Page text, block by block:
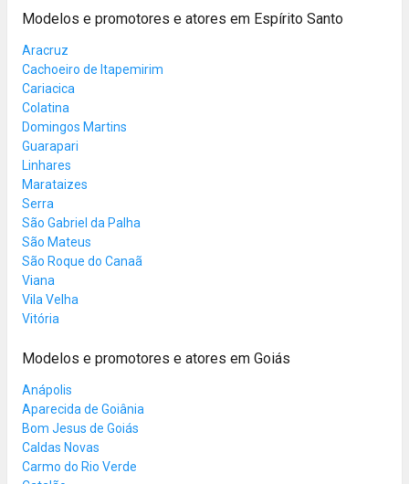
Modelos e promotores e atores em Espírito Santo
Aracruz
Cachoeiro de Itapemirim
Cariacica
Colatina
Domingos Martins
Guarapari
Linhares
Marataizes
Serra
São Gabriel da Palha
São Mateus
São Roque do Canaã
Viana
Vila Velha
Vitória
Modelos e promotores e atores em Goiás
Anápolis
Aparecida de Goiânia
Bom Jesus de Goiás
Caldas Novas
Carmo do Rio Verde